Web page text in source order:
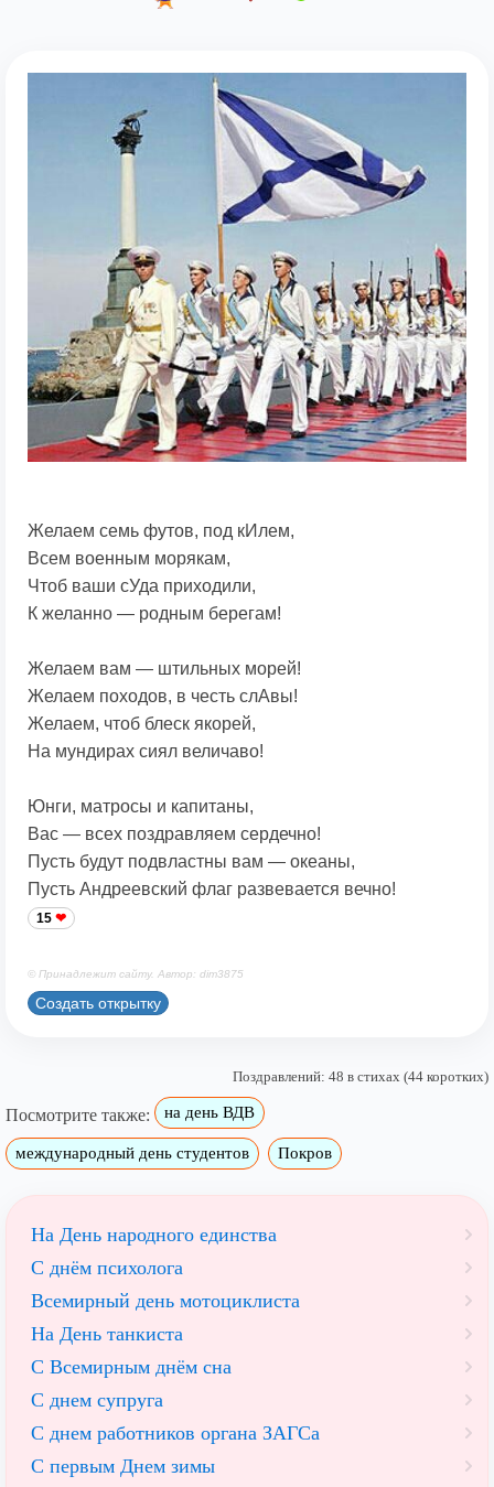
Желаем семь футов, под кИлем,
Всем военным морякам,
Чтоб ваши сУда приходили,
К желанно — родным берегам!
Желаем вам — штильных морей!
Желаем походов, в честь слАвы!
Желаем, чтоб блеск якорей,
На мундирах сиял величаво!
Юнги, матросы и капитаны,
Вас — всех поздравляем сердечно!
Пусть будут подвластны вам — океаны,
Пусть Андреевский флаг развевается вечно!
15
© Принадлежит сайту. Автор: dim3875
Создать открытку
Поздравлений: 48 в стихах (44 коротких)
Посмотрите также: на день ВДВ
международный день студентов Покров
На День народного единства
С днём психолога
Всемирный день мотоциклиста
На День танкиста
С Всемирным днём сна
С днем супруга
С днем работников органа ЗАГСа
С первым Днем зимы